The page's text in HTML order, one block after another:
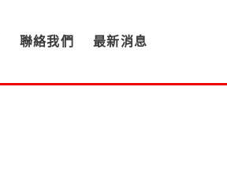
聯絡我們 最新消息